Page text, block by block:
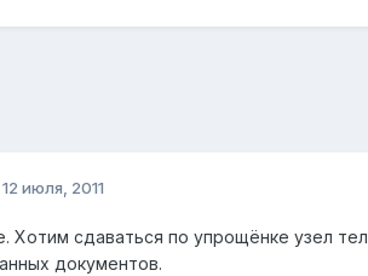
12 июля, 2011
Хотим сдаваться по упрощёнке узел
документов.